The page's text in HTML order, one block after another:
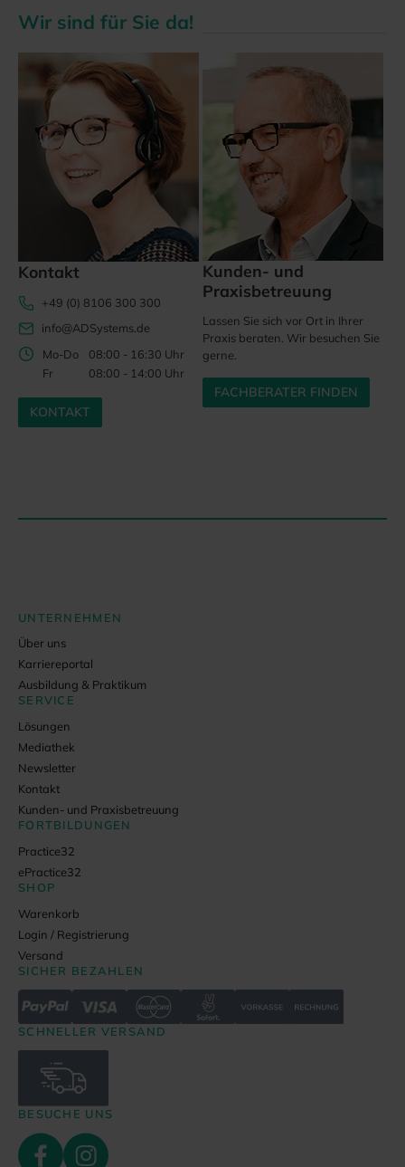
Wir sind für Sie da!
Kontakt
+49 (0) 8106 300 300
info@ADSystems.de
Mo-Do
08:00 - 16:30 Uhr
Fr
08:00 - 14:00 Uhr
KONTAKT
Kunden- und
Praxisbetreuung
Lassen Sie sich vor Ort in Ihrer
Praxis beraten. Wir besuchen Sie
gerne.
FACHBERATER FINDEN
UNTERNEHMEN
Über uns
Karriereportal
Ausbildung & Praktikum
SERVICE
Lösungen
Mediathek
Newsletter
Kontakt
Kunden- und Praxisbetreuung
FORTBILDUNGEN
Practice32
ePractice32
SHOP
Warenkorb
Login / Registrierung
Versand
SICHER BEZAHLEN
SCHNELLER VERSAND
BESUCHE UNS